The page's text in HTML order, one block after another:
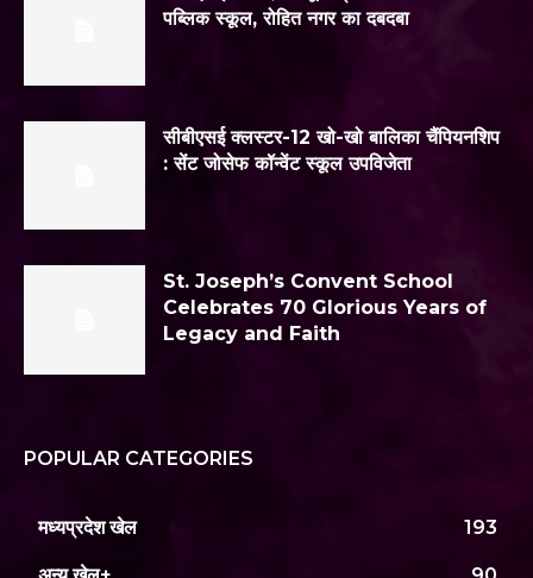
पब्लिक स्कूल, रोहित नगर का दबदबा
सीबीएसई क्लस्टर-12 खो-खो बालिका चैंपियनशिप
: सेंट जोसेफ कॉन्वेंट स्कूल उपविजेता
St. Joseph’s Convent School
Celebrates 70 Glorious Years of
Legacy and Faith
POPULAR CATEGORIES
मध्यप्रदेश खेल 193